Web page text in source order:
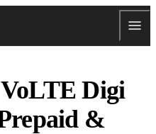
Digi
&